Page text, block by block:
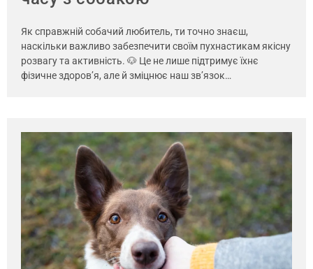
Як справжній собачий любитель, ти точно знаєш,
наскільки важливо забезпечити своїм пухнастикам якісну
розвагу та активність. 🐶 Це не лише підтримує їхнє
фізичне здоров’я, але й зміцнює наш зв’язок…